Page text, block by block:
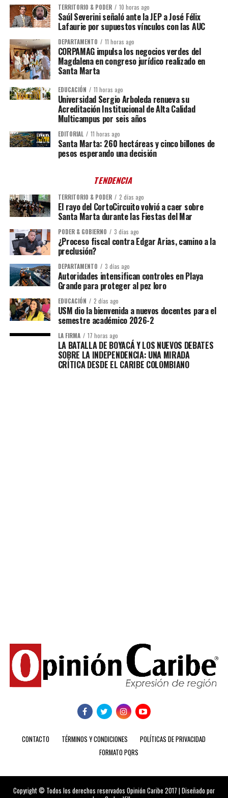
TERRITORIO & PODER 10 horas ago
Saúl Severini señaló ante la JEP a José Félix
Lafaurie por supuestos vínculos con las AUC
DEPARTAMENTO 11 horas ago
CORPAMAG impulsa los negocios verdes del
Magdalena en congreso jurídico realizado en
Santa Marta
EDUCACIÓN 11 horas ago
Universidad Sergio Arboleda renueva su
Acreditación Institucional de Alta Calidad
Multicampus por seis años
EDITORIAL 11 horas ago
Santa Marta: 260 hectáreas y cinco billones de
pesos esperando una decisión
TENDENCIA
TERRITORIO & PODER 2 días ago
El rayo del CortoCircuito volvió a caer sobre
Santa Marta durante las Fiestas del Mar
PODER & GOBIERNO 3 días ago
¿Proceso fiscal contra Edgar Arias, camino a la
preclusión?
DEPARTAMENTO 3 días ago
Autoridades intensifican controles en Playa
Grande para proteger al pez loro
EDUCACIÓN 2 días ago
USM dio la bienvenida a nuevos docentes para el
semestre académico 2026-2
LA FIRMA 17 horas ago
LA BATALLA DE BOYACÁ Y LOS NUEVOS DEBATES
SOBRE LA INDEPENDENCIA: UNA MIRADA
CRÍTICA DESDE EL CARIBE COLOMBIANO
CONTACTO TÉRMINOS Y CONDICIONES
POLÍTICAS DE PRIVACIDAD
FORMATO PQRS
Copyright © Todos los derechos reservados Opinión Caribe 2017 | Diseñado por